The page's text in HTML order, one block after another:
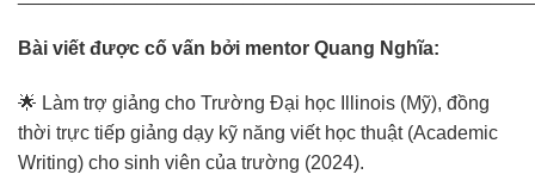
Bài viết được cố vấn bởi mentor Quang Nghĩa:
🌟 Làm trợ giảng cho Trường Đại học Illinois (Mỹ), đồng
thời trực tiếp giảng dạy kỹ năng viết học thuật (Academic
Writing) cho sinh viên của trường (2024).